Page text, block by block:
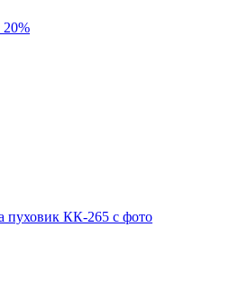
20%